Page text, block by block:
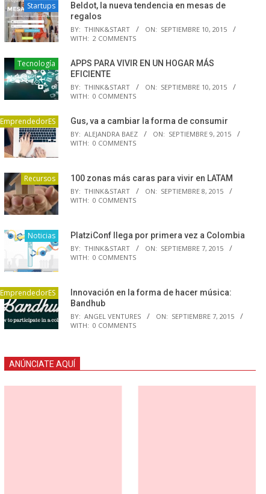
Startups
Beldot, la nueva tendencia en mesas de
regalos
BY: THINK&START ON: SEPTIEMBRE 10, 2015
WITH: 2 COMMENTS
Tecnología
APPS PARA VIVIR EN UN HOGAR MÁS
EFICIENTE
BY: THINK&START ON: SEPTIEMBRE 10, 2015
WITH: 0 COMMENTS
EmprendedorES Gus, va a cambiar la forma de consumir
BY: ALEJANDRA BAEZ ON: SEPTIEMBRE 9, 2015
WITH: 0 COMMENTS
Recursos 100 zonas más caras para vivir en LATAM
BY: THINK&START ON: SEPTIEMBRE 8, 2015
WITH: 0 COMMENTS
Noticias PlatziConf llega por primera vez a Colombia
BY: THINK&START ON: SEPTIEMBRE 7, 2015
WITH: 0 COMMENTS
EmprendedorES
Innovación en la forma de hacer música:
Bandhub
BY: ANGEL VENTURES ON: SEPTIEMBRE 7, 2015
WITH: 0 COMMENTS
ANÚNCIATE AQUÍ